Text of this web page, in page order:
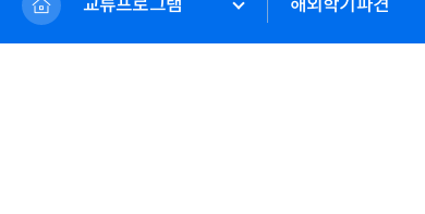
교류프로그램 해외학기파견